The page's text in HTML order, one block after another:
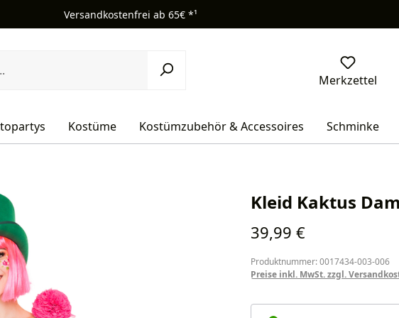
Versandkostenfrei ab 65€ *¹
Kostüme Kostümzubehör & Accessoires Schminke
Kleid Kaktus
Regulärer Preis:
39,99 €
Produktnummer: 0017434-003-006
Preise inkl. MwSt. zzgl.